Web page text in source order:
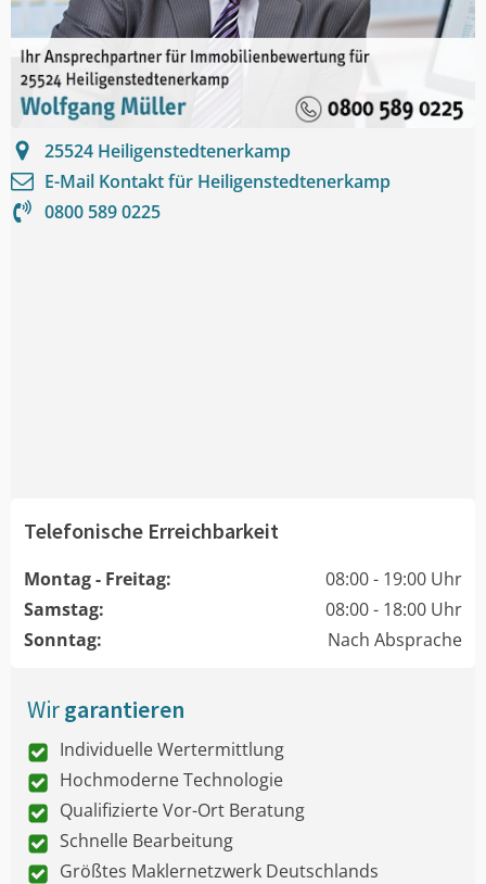
25524 Heiligenstedtenerkamp
E-Mail Kontakt für Heiligenstedtenerkamp
0800 589 0225
Telefonische Erreichbarkeit
Montag - Freitag:
08:00 - 19:00 Uhr
Samstag:
08:00 - 18:00 Uhr
Sonntag:
Nach Absprache
Wirgarantieren
Individuelle Wertermittlung
Hochmoderne Technologie
Qualifizierte Vor-Ort Beratung
Schnelle Bearbeitung
Größtes Maklernetzwerk Deutschlands